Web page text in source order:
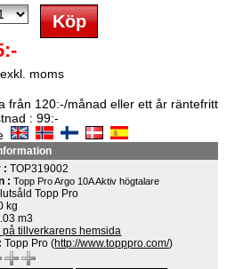
moms
från 120:-/månad eller ett år räntefritt
: 99:-
:TOP319002
:Topp Pro Argo 10A Aktiv högtalare
Topp Pro
kg
m3
på tillverkarens hemsida
Topp Pro (http://www.topppro.com/)